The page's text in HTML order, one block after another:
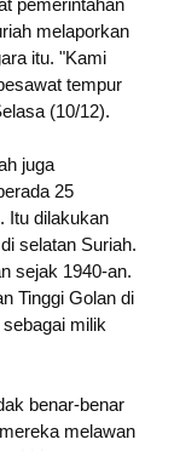
pemerintahan
melaporkan
itu. "Kami
tempur
(10/12).
juga
25
Itu dilakukan
selatan Suriah.
sejak 1940-an.
Tinggi Golan di
milik
benar-benar
melawan